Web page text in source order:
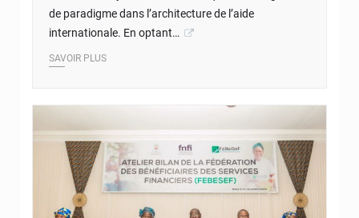
de paradigme dans l’architecture de l’aide
internationale. En optant…
SAVOIR PLUS